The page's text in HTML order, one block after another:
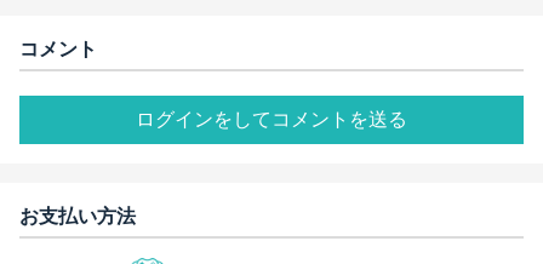
コメント
ログインをしてコメントを送る
お支払い方法